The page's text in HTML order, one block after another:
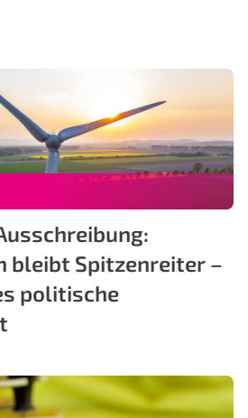
bleibt Spitzenreiter –
politische